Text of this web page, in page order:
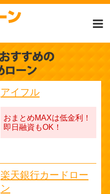
アイフル
おまとめMAXは低金利！
即日融資もOK！
楽天銀行カードロー
ン